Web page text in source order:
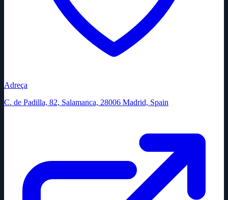
Adreça
C. de Padilla, 82, Salamanca, 28006 Madrid, Spain